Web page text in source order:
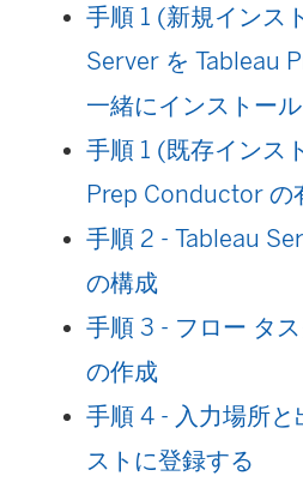
手順 1 (新規インス
Server を Tableau
一緒にインストール
手順 1 (既存インス
Prep Conductor の
手順 2 - Tableau
の構成
手順 3 - フロー タ
の作成
手順 4 - 入力場所と
ストに登録する